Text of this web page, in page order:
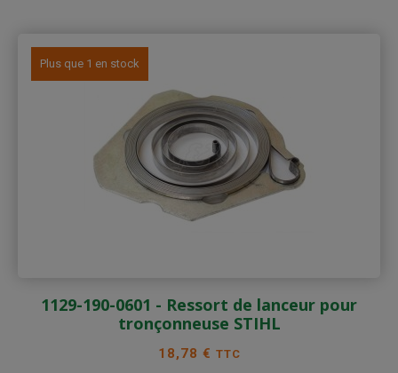
Plus que 1 en stock
1129-190-0601 - Ressort de lanceur pour
tronçonneuse STIHL
Prix
18,78 € TTC